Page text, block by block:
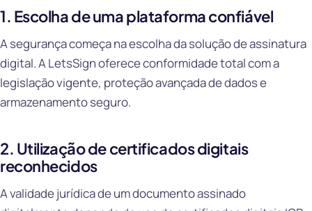
1. Escolha de uma plataforma confiável
A segurança começa na escolha da solução de assinatura
digital. A LetsSign oferece conformidade total com a
legislação vigente, proteção avançada de dados e
armazenamento seguro.
2. Utilização de certificados digitais
reconhecidos
A validade jurídica de um documento assinado